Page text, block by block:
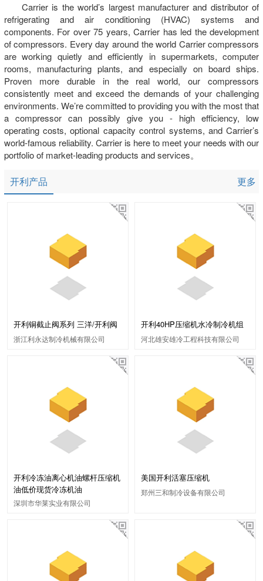
Carrier is the world’s largest manufacturer and distributor of
refrigerating and air conditioning (HVAC) systems and
components. For over 75 years, Carrier has led the development
of compressors. Every day around the world Carrier compressors
are working quietly and efficiently in supermarkets, computer
rooms, manufacturing plants, and especially on board ships.
Proven more durable in the real world, our compressors
consistently meet and exceed the demands of your challenging
environments. We’re committed to providing you with the most that
a compressor can possibly give you - high efficiency, low
operating costs, optional capacity control systems, and Carrier’s
world-famous reliability. Carrier is here to meet your needs with our
portfolio of market-leading products and services。
开利产品 更多
开利铜截止阀系列 三洋/开利阀
浙江利永达制冷机械有限公司
开利40HP压缩机水冷制冷机组
河北雄安雄冷工程科技有限公司
开利冷冻油离心机油螺杆压缩机
油低价现货冷冻机油
深圳市华莱实业有限公司
美国开利活塞压缩机
郑州三和制冷设备有限公司